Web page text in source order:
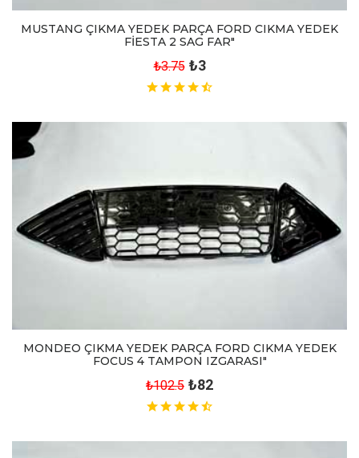
MUSTANG ÇIKMA YEDEK PARÇA FORD CIKMA YEDEK
FİESTA 2 SAG FAR"
₺3.75 ₺3
MONDEO ÇIKMA YEDEK PARÇA FORD CIKMA YEDEK
FOCUS 4 TAMPON IZGARASI"
₺102.5 ₺82